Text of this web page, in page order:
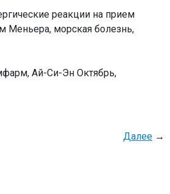
реакции на прием
Меньера, морская болезнь,
Ай-Си-Эн Октябрь,
Далее→